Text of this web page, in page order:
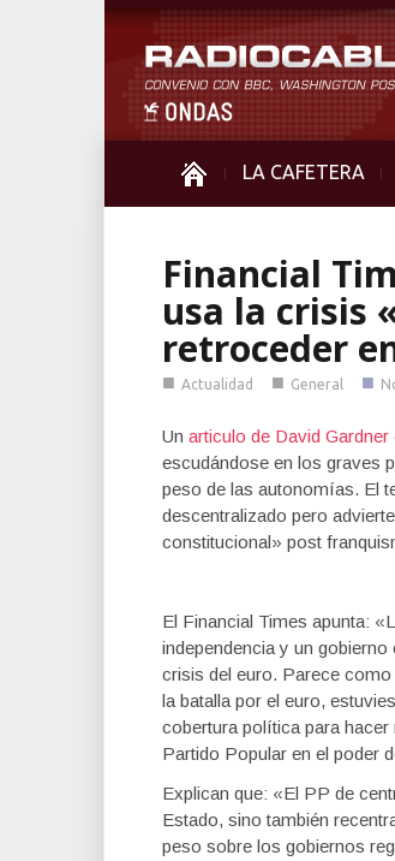
LA CAFETERA
Financial
usa la crisis
retroceder
■ Actualidad ■ General ■
Un articulo de David
escudándose en los graves
peso de las autonomías. El
descentralizado pero
constitucional» post
El Financial Times apunta:
independencia y un
crisis del euro. Parece
la batalla por el euro,
cobertura política para
Partido Popular en el poder
Explican que: «El PP de
Estado, sino también
peso sobre los gobiernos